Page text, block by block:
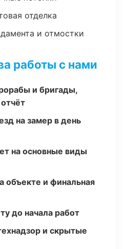
отделка
и отмостки
работы с нами
и бригады,
на замер в день
на основные виды
объекте и финальная
до начала работ
и скрытые